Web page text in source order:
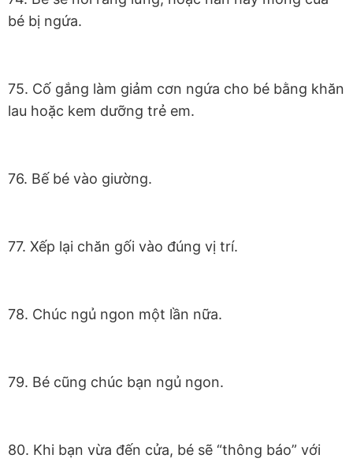
bé bị ngứa.
75. Cố gắng làm giảm cơn ngứa cho bé bằng khăn
lau hoặc kem dưỡng trẻ em.
76. Bế bé vào giường.
77. Xếp lại chăn gối vào đúng vị trí.
78. Chúc ngủ ngon một lần nữa.
79. Bé cũng chúc bạn ngủ ngon.
80. Khi bạn vừa đến cửa, bé sẽ “thông báo” với